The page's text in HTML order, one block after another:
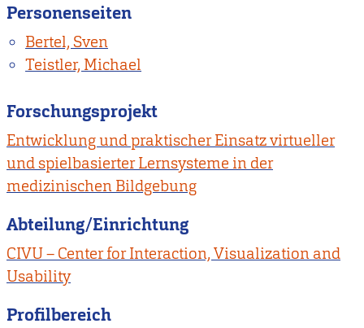
Personenseiten
Bertel, Sven
Teistler, Michael
Forschungsprojekt
Entwicklung und praktischer Einsatz virtueller
und spielbasierter Lernsysteme in der
medizinischen Bildgebung
Abteilung/Einrichtung
CIVU – Center for Interaction, Visualization and
Usability
Profilbereich